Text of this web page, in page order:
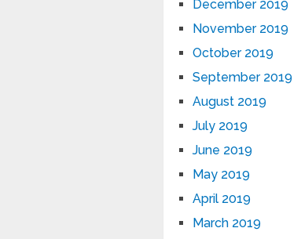
December 2019
November 2019
October 2019
September 2019
August 2019
July 2019
June 2019
May 2019
April 2019
March 2019